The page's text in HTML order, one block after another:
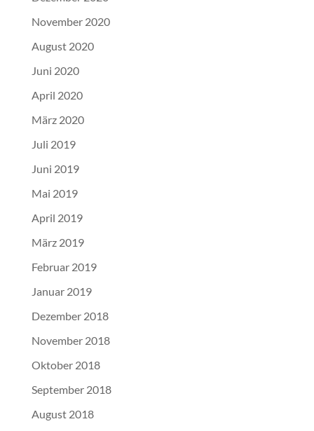
November 2020
August 2020
Juni 2020
April 2020
März 2020
Juli 2019
Juni 2019
Mai 2019
April 2019
März 2019
Februar 2019
Januar 2019
Dezember 2018
November 2018
Oktober 2018
September 2018
August 2018